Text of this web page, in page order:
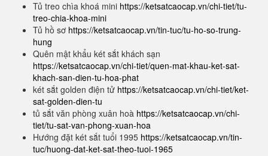
Tủ treo chìa khoá mini https://ketsatcaocap.vn/chi-tiet/tu-
treo-chia-khoa-mini
Tủ hồ sơ https://ketsatcaocap.vn/tin-tuc/tu-ho-so-trung-
hung
Quên mật khẩu két sắt khách sạn
https://ketsatcaocap.vn/chi-tiet/quen-mat-khau-ket-sat-
khach-san-dien-tu-hoa-phat
két sắt golden điện tử https://ketsatcaocap.vn/chi-tiet/ket-
sat-golden-dien-tu
tủ sắt văn phòng xuân hoà https://ketsatcaocap.vn/chi-
tiet/tu-sat-van-phong-xuan-hoa
Hướng đặt két sắt tuổi 1995 https://ketsatcaocap.vn/tin-
tuc/huong-dat-ket-sat-theo-tuoi-1965